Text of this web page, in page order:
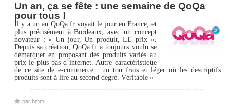
Un an, ça se fête : une semaine de QoQa
pour tous !
Il y a un an QoQa.fr voyait le jour en France, et
plus précisément à Bordeaux, avec un concept
novateur : « Un jour, Un produit, LE prix ».
Depuis sa création, QoQa.fr a toujours voulu se
démarquer en proposant des produits variés au
prix le plus bas d’internet. Autre caractéristique
de ce site de e-commerce : un ton frais et léger où les descriptifs
produits sont à lire au second degré. Véritable «
par bmm